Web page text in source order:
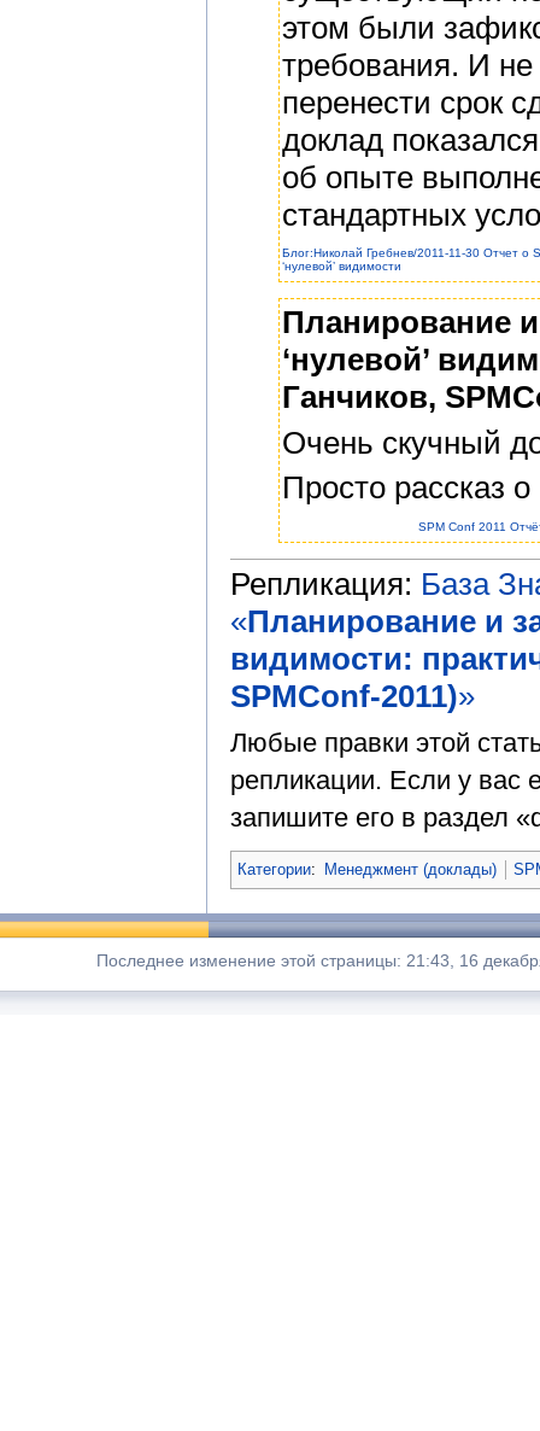
этом были
требования. И
перенести срок
доклад
об опыте
стандартных
Блог:Николай Гребнев/2011-11-30 Отчет о
‘нулевой’ видимости
Планирование и
‘нулевой’
Ганчиков,
Очень скучный
Просто рассказ
SPM Conf 2011
Репликация: База
«Планирование и
видимости:
SPMConf-2011)»
Любые правки этой
репликации. Если у вас
запишите его в раздел
Категории: Менеджмент (доклады)
Последнее изменение этой страницы: 21:43, 16